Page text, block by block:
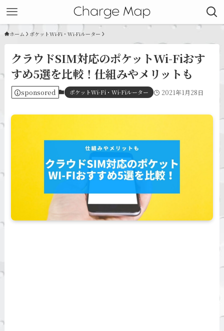
ホーム ポケットWi-Fi・Wi-Fiルーター
クラウドSIM対応のポケットWi-Fiおす
すめ5選を比較！仕組みやメリットも
sponsored ポケットWi-Fi・Wi-Fiルーター 2021年1月28日